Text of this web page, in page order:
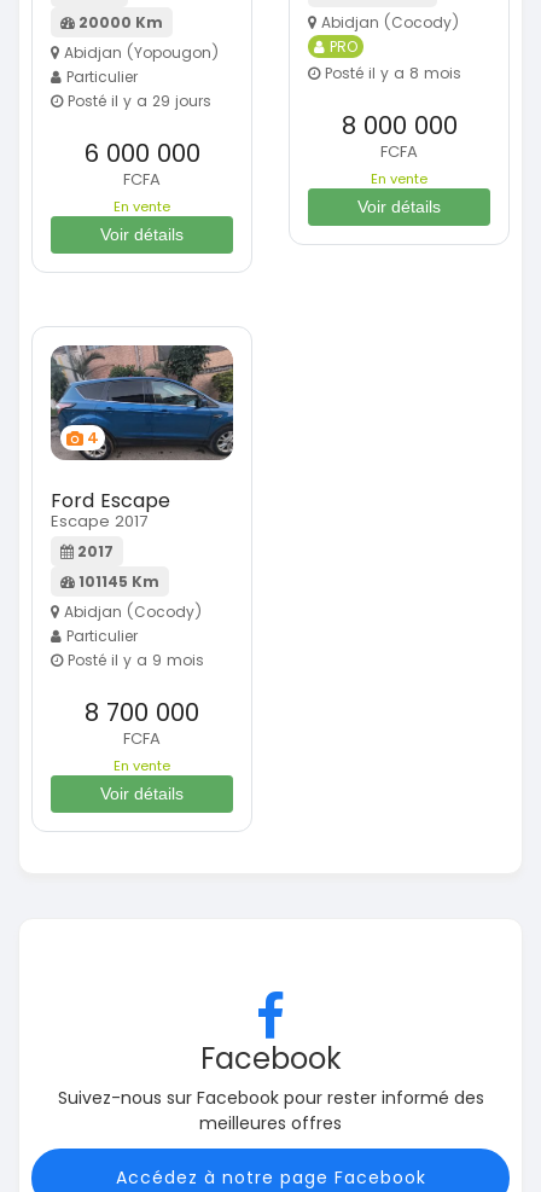
20000 Km
Abidjan (Yopougon)
Particulier
Posté il y a 29 jours
6 000 000
FCFA
En vente
Voir détails
Abidjan (Cocody)
PRO
Posté il y a 8 mois
8 000 000
FCFA
En vente
Voir détails
4
Ford Escape
Escape 2017
2017
101145 Km
Abidjan (Cocody)
Particulier
Posté il y a 9 mois
8 700 000
FCFA
En vente
Voir détails
Facebook
Suivez-nous sur Facebook pour rester informé des
meilleures offres
Accédez à notre page Facebook